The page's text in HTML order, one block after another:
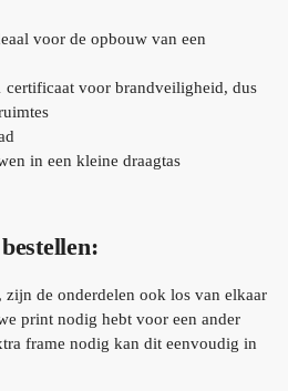
voor de opbouw van een
certificaat voor brandveiligheid, dus
in een kleine draagtas
zijn de onderdelen ook los van elkaar
print nodig hebt voor een ander
frame nodig kan dit eenvoudig in